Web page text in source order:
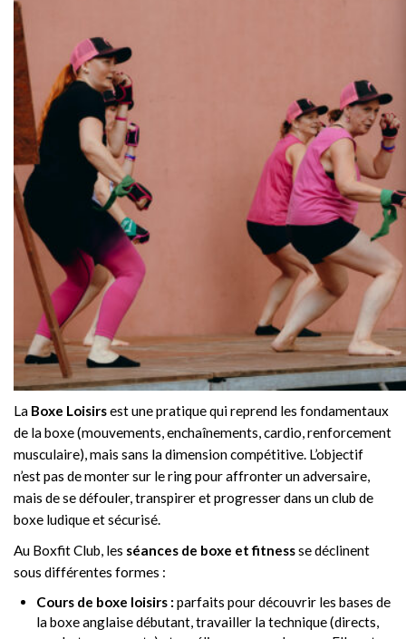
La Boxe Loisirsest une pratique qui reprend les fondamentaux
de la boxe (mouvements, enchaînements, cardio, renforcement
musculaire), mais sans la dimension compétitive. L’objectif
n’est pas de monter sur le ring pour affronter un adversaire,
mais de se défouler, transpirer et progresser dans un club de
boxe ludique et sécurisé.
Au Boxfit Club, les séances de boxe et fitnessse déclinent
sous différentes formes :
Cours de boxe loisirs : parfaits pour découvrir les bases de
la boxe anglaise débutant, travailler la technique (directs,